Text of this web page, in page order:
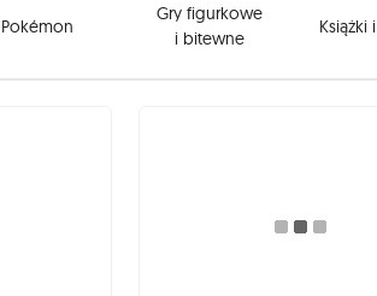
Pokémon
Gry figurkowe
i bitewne
Książki